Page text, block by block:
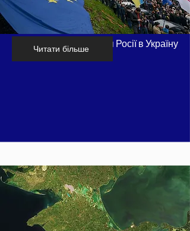
Хронологія вторгнення Росії в Україну
Читати більше